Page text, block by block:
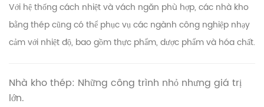
Với hệ thống cách nhiệt và vách ngăn phù hợp, các nhà kho
bằng thép cũng có thể phục vụ các ngành công nghiệp nhạy
cảm với nhiệt độ, bao gồm thực phẩm, dược phẩm và hóa chất.
Nhà kho thép: Những công trình nhỏ nhưng giá trị
lớn.